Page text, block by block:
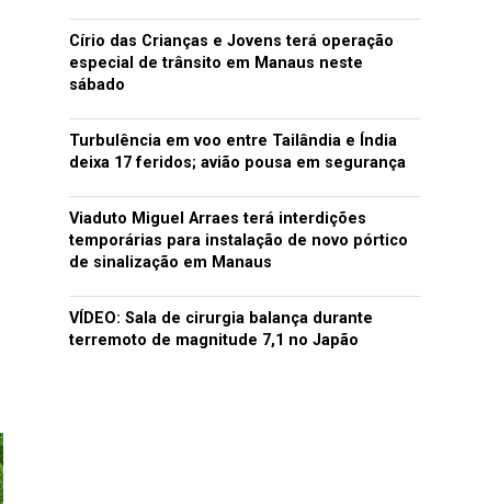
Círio das Crianças e Jovens terá operação
especial de trânsito em Manaus neste
sábado
Turbulência em voo entre Tailândia e Índia
deixa 17 feridos; avião pousa em segurança
Viaduto Miguel Arraes terá interdições
temporárias para instalação de novo pórtico
de sinalização em Manaus
VÍDEO: Sala de cirurgia balança durante
terremoto de magnitude 7,1 no Japão